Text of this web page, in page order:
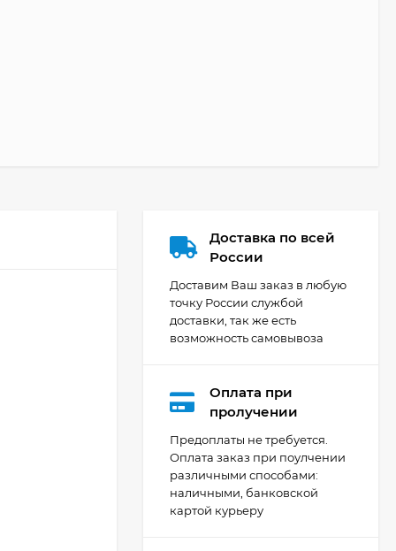
Доставка по всей
России
Доставим Ваш заказ в любую
точку России службой
доставки, так же есть
возможность самовывоза
Оплата при
пролучении
Предоплаты не требуется.
Оплата заказ при поулчении
различными способами:
наличными, банковской
картой курьеру
Кухня Мишель -
длина 4,2 м
69 303₽
Кухня Принцесса -